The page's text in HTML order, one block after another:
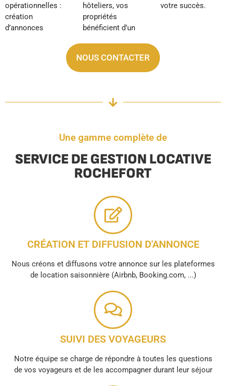
opérationnelles :
création
d’annonces
hôteliers, vos
propriétés
bénéficient d’un
votre succès.
NOUS CONTACTER
Une gamme complète de
SERVICE DE GESTION LOCATIVE
ROCHEFORT
CRÉATION ET DIFFUSION D'ANNONCE
Nous créons et diffusons votre annonce sur les plateformes
de location saisonnière (Airbnb, Booking.com, ...)
SUIVI DES VOYAGEURS
Notre équipe se charge de répondre à toutes les questions
de vos voyageurs et de les accompagner durant leur séjour